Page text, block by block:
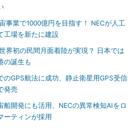
事業で1000億円を目指す！ NECが人工
工場を新たに建設
界初の民間月面着陸が実現？ 日本では
の誕生も
のGPS航法に成功、静止衛星用GPS受信
発売
船開発にも活用、NECの異常検知AIをロ
ーティンが採用